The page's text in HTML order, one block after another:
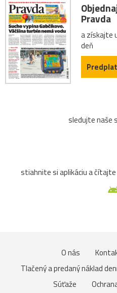
Pravda
a získajte
deň
sledujte naše
stiahnite si aplikáciu a čítajte
O nás
Tlačený a predaný náklad
Súťaže